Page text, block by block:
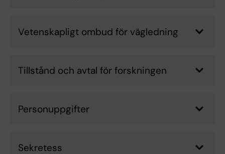
Vetenskapligt ombud för vägledning
Tillstånd och avtal för forskningen
Personuppgifter
Sekretess